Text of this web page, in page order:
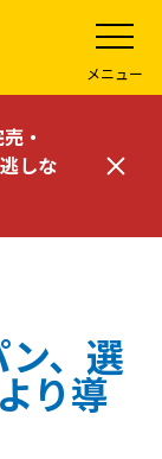
メ
ニ
ュ
ー
を
開
メニュー
・
しな
閉
ン、選
り導